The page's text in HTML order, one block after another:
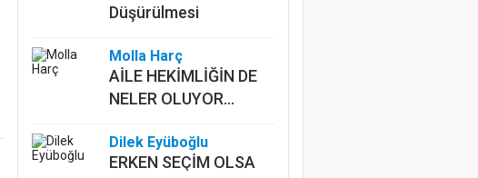
Düşürülmesi
Molla Harç
AİLE HEKİMLİĞİN DE
NELER OLUYOR...
Dilek Eyüboğlu
ERKEN SEÇİM OLSA